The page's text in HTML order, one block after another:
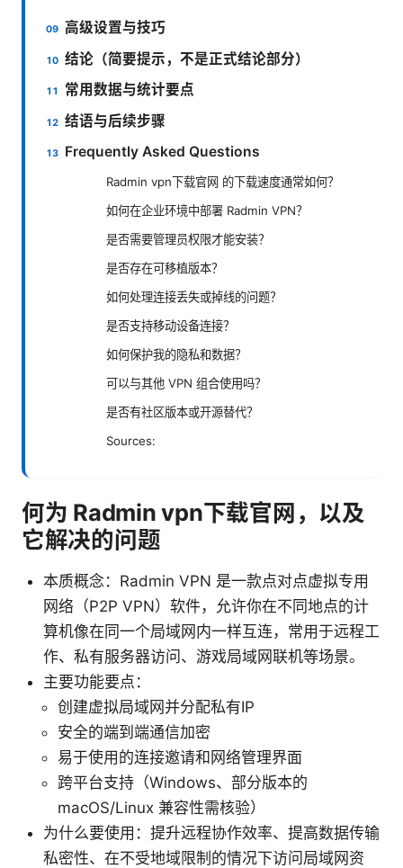
高级设置与技巧
结论（简要提示，不是正式结论部分）
常用数据与统计要点
结语与后续步骤
Frequently Asked Questions
Radmin vpn下载官网 的下载速度通常如何？
如何在企业环境中部署 Radmin VPN？
是否需要管理员权限才能安装？
是否存在可移植版本？
如何处理连接丢失或掉线的问题？
是否支持移动设备连接？
如何保护我的隐私和数据？
可以与其他 VPN 组合使用吗？
是否有社区版本或开源替代？
Sources:
何为 Radmin vpn下载官网，以及
它解决的问题
本质概念：Radmin VPN 是一款点对点虚拟专用
网络（P2P VPN）软件，允许你在不同地点的计
算机像在同一个局域网内一样互连，常用于远程工
作、私有服务器访问、游戏局域网联机等场景。
主要功能要点：
创建虚拟局域网并分配私有IP
安全的端到端通信加密
易于使用的连接邀请和网络管理界面
跨平台支持（Windows、部分版本的
macOS/Linux 兼容性需核验）
为什么要使用：提升远程协作效率、提高数据传输
私密性、在不受地域限制的情况下访问局域网资